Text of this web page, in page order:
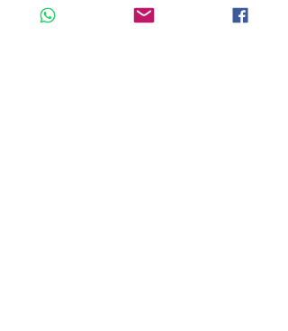
De $100.00 a $500.00